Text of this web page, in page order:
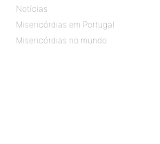
Notícias
Misericórdias em Portugal
Misericórdias no mundo